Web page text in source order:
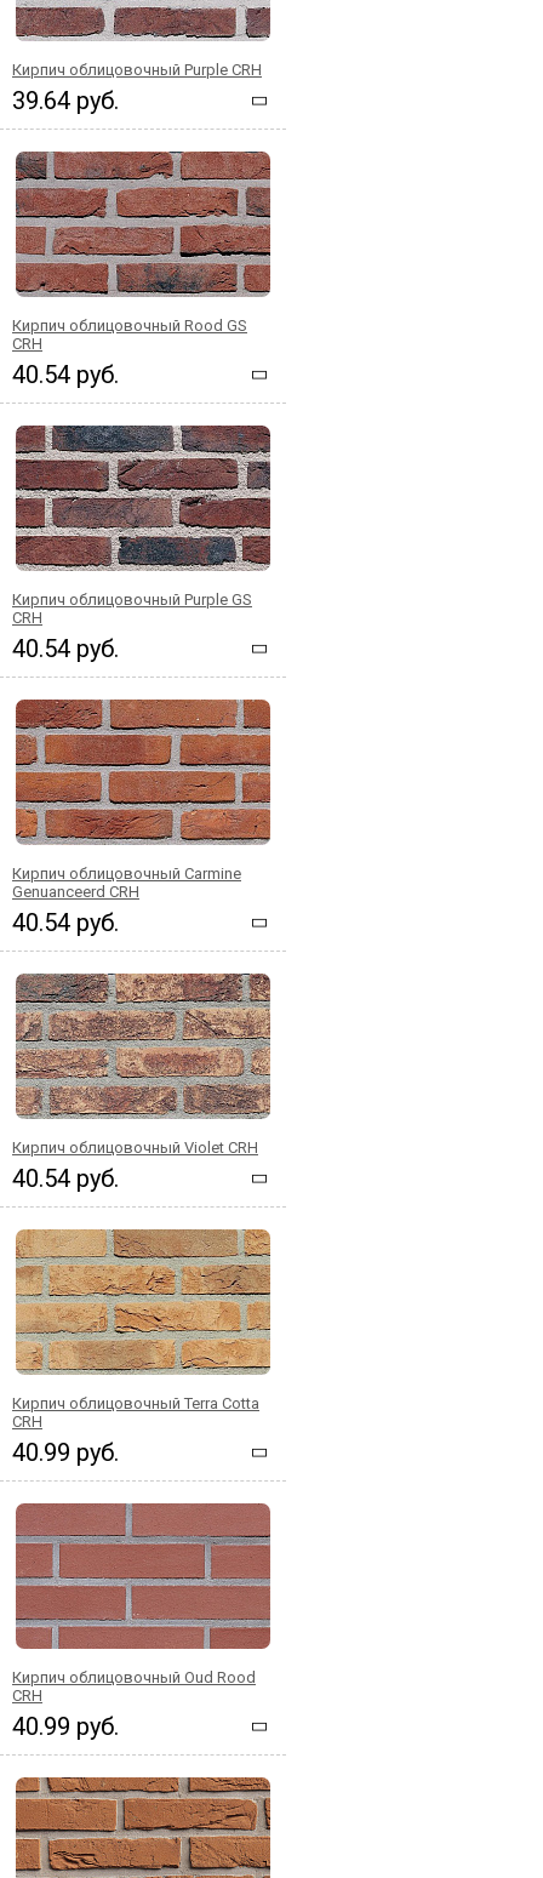
Кирпич облицовочный Purple CRH
39.64 руб.
Кирпич облицовочный Rood GS
CRH
40.54 руб.
Кирпич облицовочный Purple GS
CRH
40.54 руб.
Кирпич облицовочный Carmine
Genuanceerd CRH
40.54 руб.
Кирпич облицовочный Violet CRH
40.54 руб.
Кирпич облицовочный Terra Cotta
CRH
40.99 руб.
Кирпич облицовочный Oud Rood
CRH
40.99 руб.